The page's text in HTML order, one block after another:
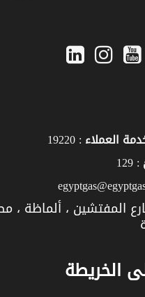
العملاء : 19220
: 129
المفتشين ، ألماظة ،
الخريطة